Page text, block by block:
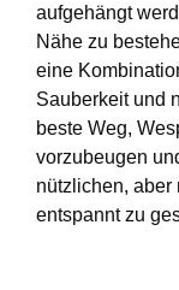
aufgehängt
Nähe zu
eine
Sauberkeit und
beste Weg,
vorzubeugen
nützlichen, aber
entspannt zu